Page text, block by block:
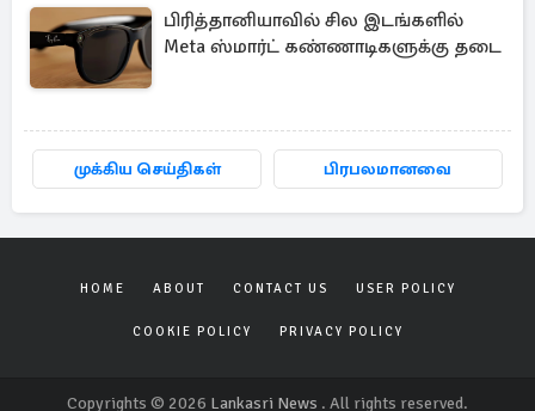
பிரித்தானியாவில் சில இடங்களில்
Meta ஸ்மார்ட் கண்ணாடிகளுக்கு தடை
முக்கிய செய்திகள் பிரபலமானவை
HOME ABOUT CONTACT US USER POLICY
COOKIE POLICY PRIVACY POLICY
Copyrights © 2026 Lankasri News . All rights reserved.